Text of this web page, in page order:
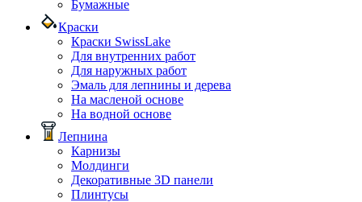
Бумажные
Краски
Краски SwissLake
Для внутренних работ
Для наружных работ
Эмаль для лепнины и дерева
На масленой основе
На водной основе
Лепнина
Карнизы
Молдинги
Декоративные 3D панели
Плинтусы